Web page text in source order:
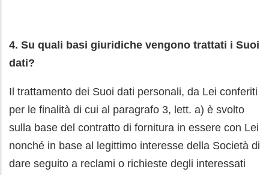
4. Su quali basi giuridiche vengono trattati i Suoi
dati?
Il trattamento dei Suoi dati personali, da Lei conferiti
per le finalità di cui al paragrafo 3, lett. a) è svolto
sulla base del contratto di fornitura in essere con Lei
nonché in base al legittimo interesse della Società di
dare seguito a reclami o richieste degli interessati